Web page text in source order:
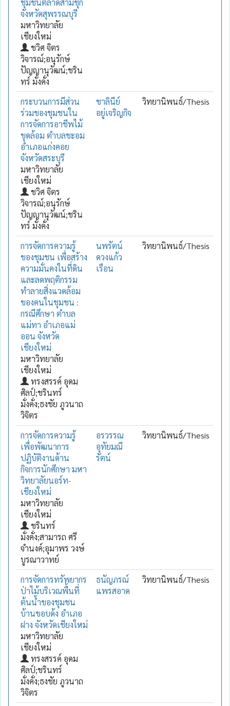
จังหวัดสุพรรณบุรี
มหาวิทยาลัย
เชียงใหม่
ชวิศ จิตร
วิจารณ์;อนุรักษ์
ปัญญานุวัฒน์;ชริน
ทร์ มั่งคั่ง
กระบวนการมีส่วน
ร่วมของชุมชนใน
การจัดการอาชีพไม้
ขุดล้อม ตำบลชะอม
อำเภอแก่งคอย
จังหวัดสระบุรี
มหาวิทยาลัย
เชียงใหม่
ชวิศ จิตร
วิจารณ์;อนุรักษ์
ปัญญานุวัฒน์;ชริน
ทร์ มั่งคั่ง
ชาลินีย์
อยู่เจริญกิจ
วิทยานิพนธ์/Thesis
การจัดการความรู้
ของชุมชน เพื่อสร้าง
ความมั่นคงในที่ดิน
และลดพฤติกรรม
ทำลายสิ่งแวดล้อม
ของคนในชุมชน :
กรณีศึกษา ตำบล
แม่ทา อำเภอแม่
ออน จังหวัด
เชียงใหม่
มหาวิทยาลัย
เชียงใหม่
ทรงสรรค์ อุดม
ศิลป์;ชรินทร์
มั่งคั่ง;ธงชัย ภูวนาถ
วิจิตร
นพรัตน์
ดวงแก้ว
เรือน
วิทยานิพนธ์/Thesis
การจัดการความรู้
เพื่อพัฒนาการ
ปฏิบัติงานด้าน
กิจการนักศึกษา มหา
วิทยาลัยนอร์ท-
เชียงใหม่
มหาวิทยาลัย
เชียงใหม่
ชรินทร์
มั่งคั่ง;สามารถ ศรี
จำนงค์;อุมาพร วงษ์
บูรณาวาทย์
อรวรรณ
อุทัยมณี
รัตน์
วิทยานิพนธ์/Thesis
การจัดการทรัพยากร
ป่าไม้บริเวณพื้นที่
ต้นน้ำของชุมชน
บ้านขอบด้ง อำเภอ
ฝาง จังหวัดเชียงใหม่
มหาวิทยาลัย
เชียงใหม่
ทรงสรรค์ อุดม
ศิลป์;ชรินทร์
มั่งคั่ง;ธงชัย ภูวนาถ
วิจิตร
ธนัญภรณ์
แพรสอาด
วิทยานิพนธ์/Thesis